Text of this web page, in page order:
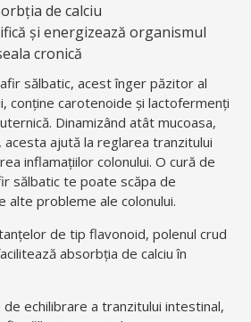
de calciu
și energizează organismul
cronică
sălbatic, acest înger păzitor al
conține carotenoide și lactofermenți
Dinamizând atât mucoasa,
ajută la reglarea tranzitului
inflamațiilor colonului. O cură de
sălbatic te poate scăpa de
alte probleme ale colonului.
de tip flavonoid, polenul crud
absorbția de calciu în
echilibrare a tranzitului intestinal,